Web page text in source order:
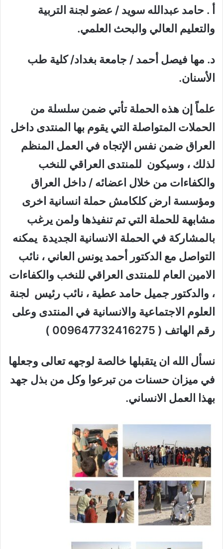
أ . حامد عبدالله سويد / عضو لجنة التربية
والتعليم العالي والبحث العلمي.
د. مها فيصل أحمد / جامعة بغداد/ كلية طب
الأسنان.
علماً إن هذه الحملة تأتي ضمن سلسلة من
الحملات المتواصلة التي يقوم بها المنتدى داخل
العراق ضمن نفس الإتجاه في العمل المنظم
لذلك ، وسيكون للمنتدى العراقي للنخب
والكفاءات من خلال اعضائه / داخل العراق
ومؤسسة ارض كلكامش حملة انسانية اخرى
مشابهة للحملة التي تم تنفيذها ولمن يرغب
بالمشاركة في الحملة الانسانية الجديدة يمكنه
التواصل مع الدكتور أحمد يونس العاني ، نائب
الامين العام للمنتدى العراقي للنخب والكفاءات
، والدكتور جميل حامد عطية ، نائب رئيس لجنة
العلوم الاجتماعية والانسانية في المنتدى وعلى
رقم الهاتف ( 009647732416275
)
نسأل الله ان يتقبلها خالصة لوجهه تعالى وجعلها
في ميزان حسنات من تبرعوا وكل من بذل جهد
بهذا العمل الانساني.